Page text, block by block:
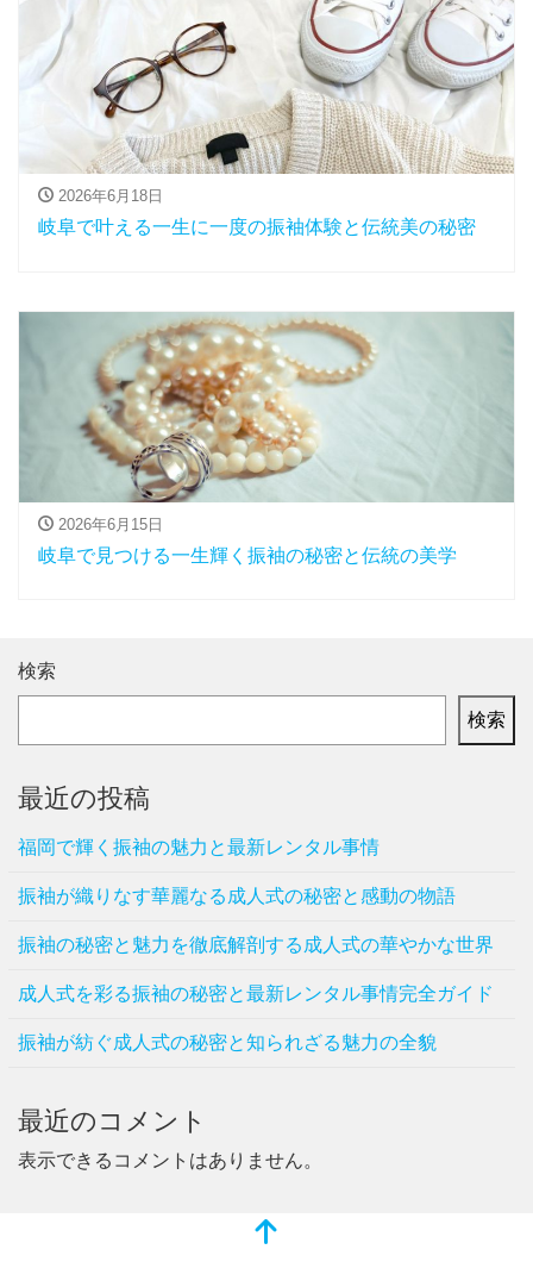
2026年6月18日
岐阜で叶える一生に一度の振袖体験と伝統美の秘密
2026年6月15日
岐阜で見つける一生輝く振袖の秘密と伝統の美学
検索
検索
最近の投稿
福岡で輝く振袖の魅力と最新レンタル事情
振袖が織りなす華麗なる成人式の秘密と感動の物語
振袖の秘密と魅力を徹底解剖する成人式の華やかな世界
成人式を彩る振袖の秘密と最新レンタル事情完全ガイド
振袖が紡ぐ成人式の秘密と知られざる魅力の全貌
最近のコメント
表示できるコメントはありません。